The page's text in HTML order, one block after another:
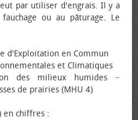
par utiliser d'engrais. Il y a
ou au pâturage. Le
d'Exploitation en Commun
et Climatiques
des milieux humides −
de prairies (MHU 4)
en chiffres :